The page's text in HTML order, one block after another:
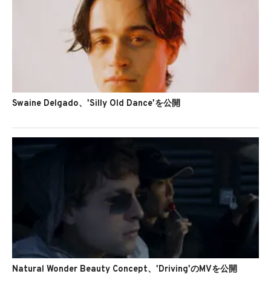
Swaine Delgado、'Silly Old Dance'を公開
Natural Wonder Beauty Concept、'Driving'のMVを公開